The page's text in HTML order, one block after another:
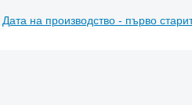
Дата на производство - първо